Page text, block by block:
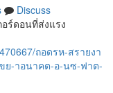
Discuss
ร์ดอนที่ส่งแรง
ถอดรห-สรายงา
ย-าอนาคต-อ-นซ-ฟาต-